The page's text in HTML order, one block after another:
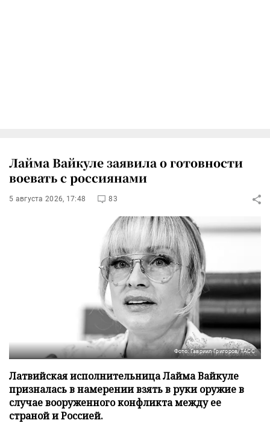
Лайма Вайкуле заявила о готовности
воевать с россиянами
5 августа 2026, 17:48 83
Фото: Гавриил Григоров/ТАСС
Латвийская исполнительница Лайма Вайкуле
призналась в намерении взять в руки оружие в
случае вооруженного конфликта между ее
страной и Россией.